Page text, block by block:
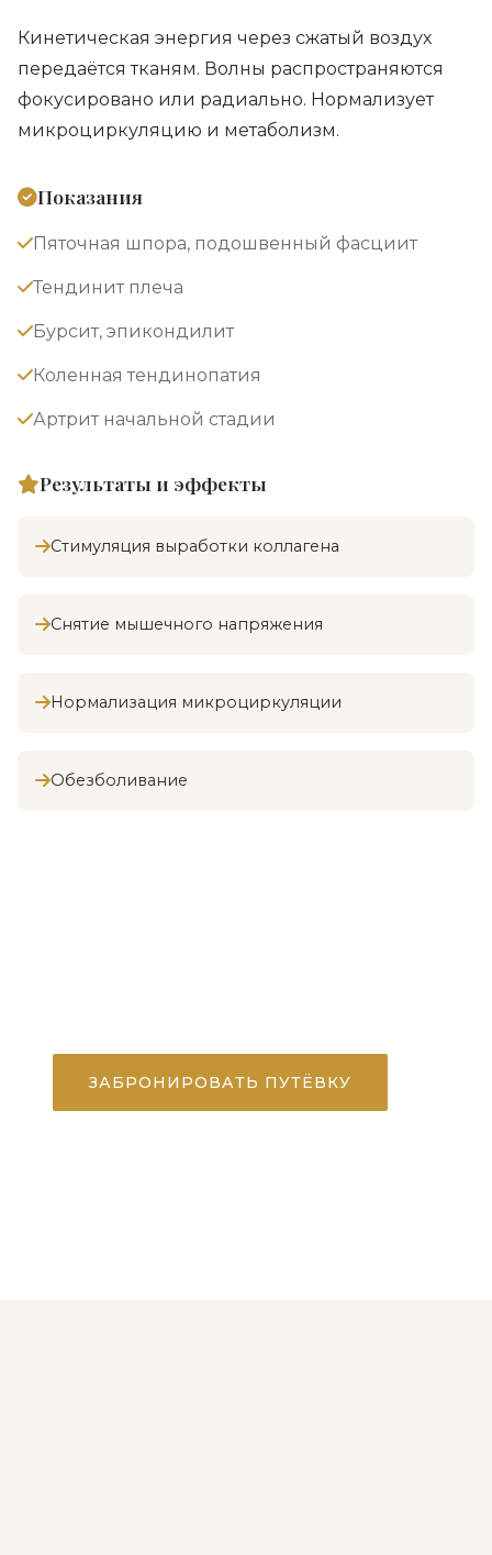
Кинетическая энергия через сжатый воздух
передаётся тканям. Волны распространяются
фокусировано или радиально. Нормализует
микроциркуляцию и метаболизм.
Показания
Пяточная шпора, подошвенный фасциит
Тендинит плеча
Бурсит, эпикондилит
Коленная тендинопатия
Артрит начальной стадии
Результаты и эффекты
Стимуляция выработки коллагена
Снятие мышечного напряжения
Нормализация микроциркуляции
Обезболивание
ЗАБРОНИРОВАТЬ ПУТЁВКУ